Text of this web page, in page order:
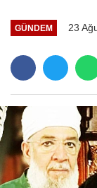
GÜNDEM 23